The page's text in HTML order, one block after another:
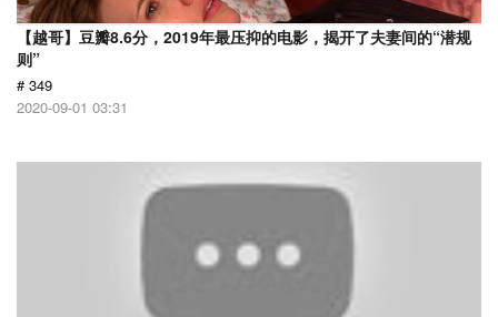
【越哥】豆瓣8.6分，2019年最压抑的电影，揭开了夫妻间的“潜规
则”
# 349
2020-09-01 03:31